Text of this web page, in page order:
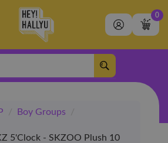
0
/ Boy Groups
/
5'Clock - SKZOO Plush 10